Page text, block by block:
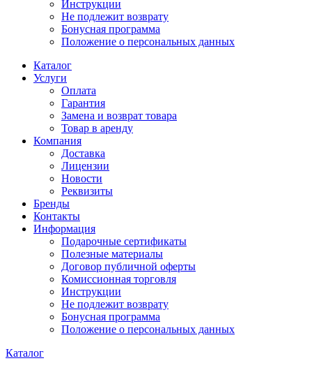
Инструкции
Не подлежит возврату
Бонусная программа
Положение о персональных данных
Каталог
Услуги
Оплата
Гарантия
Замена и возврат товара
Товар в аренду
Компания
Доставка
Лицензии
Новости
Реквизиты
Бренды
Контакты
Информация
Подарочные сертификаты
Полезные материалы
Договор публичной оферты
Комиссионная торговля
Инструкции
Не подлежит возврату
Бонусная программа
Положение о персональных данных
Каталог